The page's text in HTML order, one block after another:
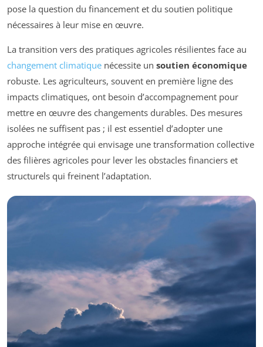
pose la question du financement et du soutien politique
nécessaires à leur mise en œuvre.
La transition vers des pratiques agricoles résilientes face au
changement climatique nécessite un soutien économique
robuste. Les agriculteurs, souvent en première ligne des
impacts climatiques, ont besoin d’accompagnement pour
mettre en œuvre des changements durables. Des mesures
isolées ne suffisent pas ; il est essentiel d’adopter une
approche intégrée qui envisage une transformation collective
des filières agricoles pour lever les obstacles financiers et
structurels qui freinent l’adaptation.